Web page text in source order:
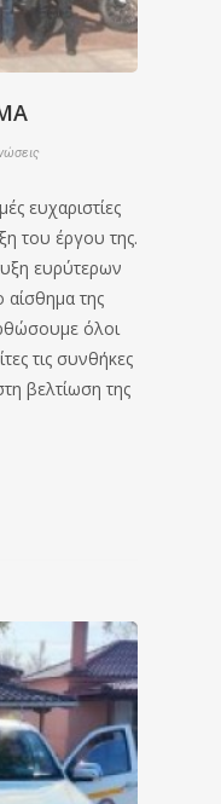
ευχαριστίες
του έργου της.
ευρύτερων
αίσθημα της
όλοι
τις συνθήκες
βελτίωση της